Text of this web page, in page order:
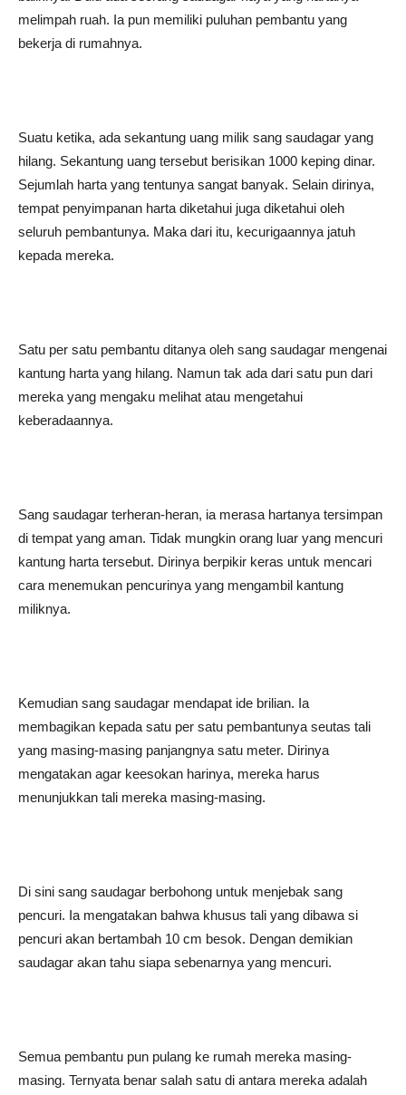
melimpah ruah. Ia pun memiliki puluhan pembantu yang
bekerja di rumahnya.
Suatu ketika, ada sekantung uang milik sang saudagar yang
hilang. Sekantung uang tersebut berisikan 1000 keping dinar.
Sejumlah harta yang tentunya sangat banyak. Selain dirinya,
tempat penyimpanan harta diketahui juga diketahui oleh
seluruh pembantunya. Maka dari itu, kecurigaannya jatuh
kepada mereka.
Satu per satu pembantu ditanya oleh sang saudagar mengenai
kantung harta yang hilang. Namun tak ada dari satu pun dari
mereka yang mengaku melihat atau mengetahui
keberadaannya.
Sang saudagar terheran-heran, ia merasa hartanya tersimpan
di tempat yang aman. Tidak mungkin orang luar yang mencuri
kantung harta tersebut. Dirinya berpikir keras untuk mencari
cara menemukan pencurinya yang mengambil kantung
miliknya.
Kemudian sang saudagar mendapat ide brilian. Ia
membagikan kepada satu per satu pembantunya seutas tali
yang masing-masing panjangnya satu meter. Dirinya
mengatakan agar keesokan harinya, mereka harus
menunjukkan tali mereka masing-masing.
Di sini sang saudagar berbohong untuk menjebak sang
pencuri. Ia mengatakan bahwa khusus tali yang dibawa si
pencuri akan bertambah 10 cm besok. Dengan demikian
saudagar akan tahu siapa sebenarnya yang mencuri.
Semua pembantu pun pulang ke rumah mereka masing-
masing. Ternyata benar salah satu di antara mereka adalah